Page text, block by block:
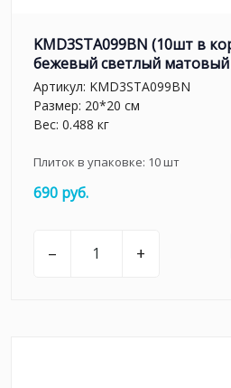
KMD3STA099BN (10шт в
бежевый светлый матовый
Артикул: KMD3STA099BN
Размер: 20*20 см
Вес: 0.488 кг
Плиток в упаковке: 10шт
690 руб.
– +